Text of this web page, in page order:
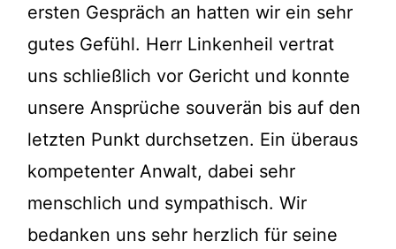
ersten Gespräch an hatten wir ein sehr
gutes Gefühl. Herr Linkenheil vertrat
uns schließlich vor Gericht und konnte
unsere Ansprüche souverän bis auf den
letzten Punkt durchsetzen. Ein überaus
kompetenter Anwalt, dabei sehr
menschlich und sympathisch. Wir
bedanken uns sehr herzlich für seine